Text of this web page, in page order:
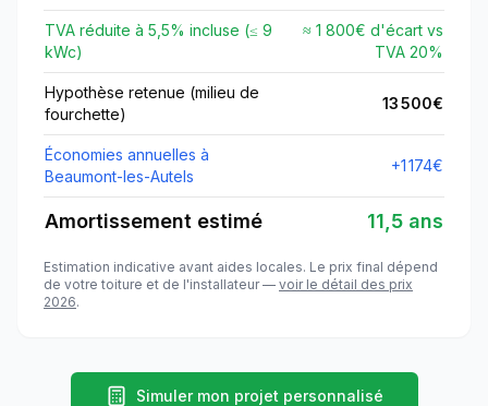
TVA réduite à 5,5% incluse (≤ 9
kWc)
≈ 1 800€ d'écart vs
TVA 20%
Hypothèse retenue (milieu de
fourchette)
13 500€
Économies annuelles à
Beaumont-les-Autels
+1 174€
Amortissement estimé 11,5 ans
Estimation indicative avant aides locales. Le prix final dépend
de votre toiture et de l'installateur — voir le détail des prix
2026.
Simuler mon projet personnalisé